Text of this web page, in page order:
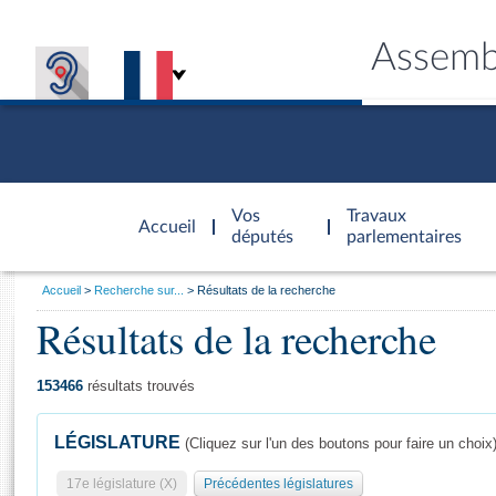
Accueil
d'accueil
Vos
députés
Travaux
parlementaires
Général
Vous
Accueil Recherche sur... Résultats de la recherche
Résultats de la recherche
153466 résultats trouvés
LÉGISLATURE (Cliquez sur l'un des boutons pour faire un choix)
17e législature (X) Précédentes législatures